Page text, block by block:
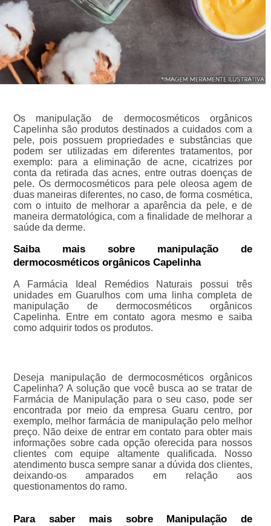
Os manipulação de dermocosméticos orgânicos
Capelinha são produtos destinados a cuidados com a
pele, pois possuem propriedades e substâncias que
podem ser utilizadas em diferentes tratamentos, por
exemplo: para a eliminação de acne, cicatrizes por
conta da retirada das acnes, entre outras doenças de
pele. Os dermocosméticos para pele oleosa agem de
duas maneiras diferentes, no caso, de forma cosmética,
com o intuito de melhorar a aparência da pele, e de
maneira dermatológica, com a finalidade de melhorar a
saúde da derme.
Saiba mais sobre manipulação de
dermocosméticos orgânicos Capelinha
A Farmácia Ideal Remédios Naturais possui três
unidades em Guarulhos com uma linha completa de
manipulação de dermocosméticos orgânicos
Capelinha. Entre em contato agora mesmo e saiba
como adquirir todos os produtos.
Deseja manipulação de dermocosméticos orgânicos
Capelinha? A solução que você busca ao se tratar de
Farmácia de Manipulação para o seu caso, pode ser
encontrada por meio da empresa Guaru centro, por
exemplo, melhor farmácia de manipulação pelo melhor
preço. Não deixe de entrar em contato para obter mais
informações sobre cada opção oferecida para nossos
clientes com equipe altamente qualificada. Nosso
atendimento busca sempre sanar a dúvida dos clientes,
deixando-os amparados em relação aos
questionamentos do ramo.
Para saber mais sobre Manipulação de